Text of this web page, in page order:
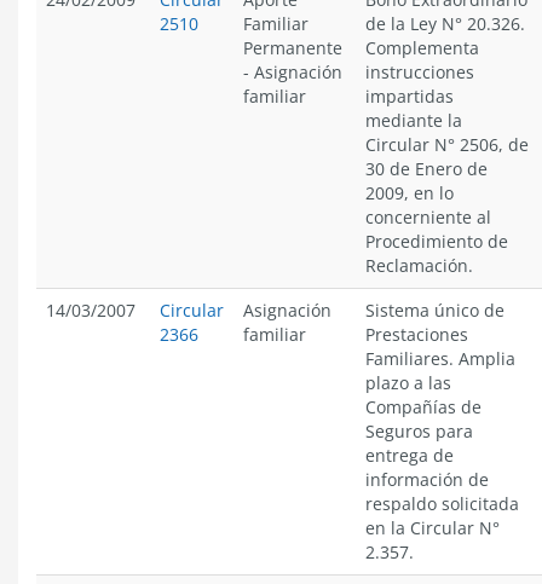
2510
Familiar
Permanente
- Asignación
familiar
de la Ley N° 20.326.
Complementa
instrucciones
impartidas
mediante la
Circular N° 2506, de
30 de Enero de
2009, en lo
concerniente al
Procedimiento de
Reclamación.
14/03/2007
Circular
2366
Asignación
familiar
Sistema único de
Prestaciones
Familiares. Amplia
plazo a las
Compañías de
Seguros para
entrega de
información de
respaldo solicitada
en la Circular N°
2.357.